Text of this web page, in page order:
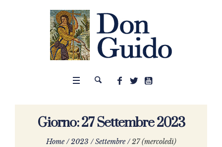
Giorno:27 Settembre 2023
Home /2023 /Settembre /27 (mercoledì)